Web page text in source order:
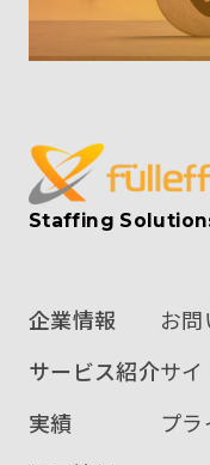
Staffing
企業情報
サービス紹介
実績
お
サ
プ